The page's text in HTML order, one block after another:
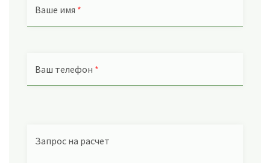
Ваше имя *
Ваш телефон *
Запрос на расчет